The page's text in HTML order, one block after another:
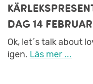
DAG 14
Ok, let´s talk about
igen. Läs mer ...